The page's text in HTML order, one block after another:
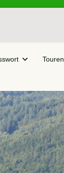
Touren